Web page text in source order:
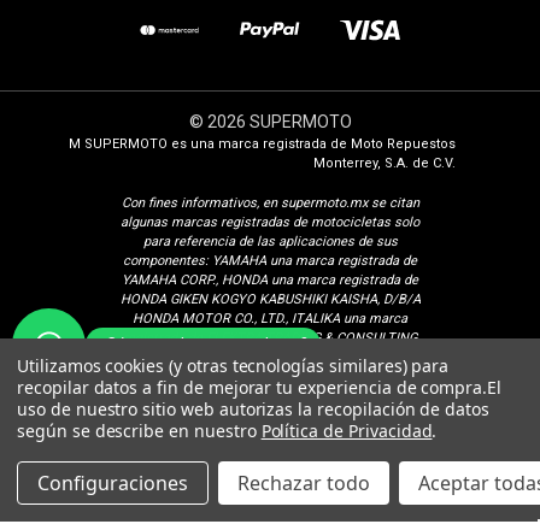
¿Cómo podemos ayudarte?
© 2026 SUPERMOTO
M SUPERMOTO es una marca registrada de Moto Repuestos
Monterrey, S.A. de C.V.
Con fines informativos, en supermoto.mx se citan
algunas marcas registradas de motocicletas solo
para referencia de las aplicaciones de sus
componentes: YAMAHA una marca registrada de
YAMAHA CORP., HONDA una marca registrada de
HONDA GIKEN KOGYO KABUSHIKI KAISHA, D/B/A
HONDA MOTOR CO., LTD., ITALIKA una marca
registrada de ELEKTRA TRADING & CONSULTING
GROUP, S.A. DE C.V., SUZUKI una marca registrada
de SUZUKI MOTOR CORPORATION, VENTO una
marca registrada de Isaac Calderon Birch, KURAZAI
una marca registrada de Grupo Famsa S.A.B. de C.V.,
DINAMO una marca registrada de CONSORCIO
de Veloci Motors S.A. de C.V. BAJAJ una marca
registrada de BAJAJ AUTO LIMITED, TVS una marca
Utilizamos cookies (y otras tecnologías similares) para
recopilar datos a fin de mejorar tu experiencia de compra.El
uso de nuestro sitio web autorizas la recopilación de datos
según se describe en nuestro Política de Privacidad.
Configuraciones Rechazar todo Aceptar